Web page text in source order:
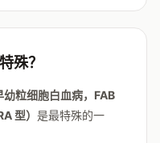
殊？
粒细胞白血病，FAB
型） 是最特殊的一